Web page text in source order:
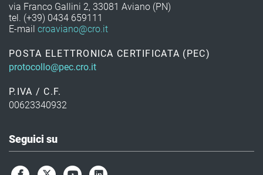
via Franco Gallini 2, 33081 Aviano (PN)
tel. (+39) 0434 659111
E-mail croaviano@cro.it
POSTA ELETTRONICA CERTIFICATA (PEC)
protocollo@pec.cro.it
P.IVA / C.F.
00623340932
Seguici su